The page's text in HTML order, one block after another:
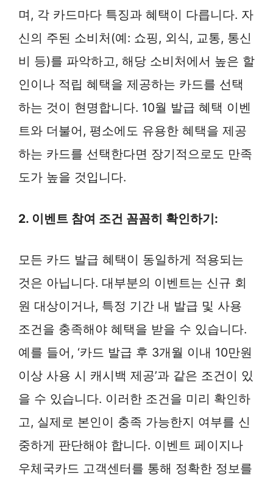
며, 각 카드마다 특징과 혜택이 다릅니다. 자
신의 주된 소비처(예: 쇼핑, 외식, 교통, 통신
비 등)를 파악하고, 해당 소비처에서 높은 할
인이나 적립 혜택을 제공하는 카드를 선택
하는 것이 현명합니다. 10월 발급 혜택 이벤
트와 더불어, 평소에도 유용한 혜택을 제공
하는 카드를 선택한다면 장기적으로도 만족
도가 높을 것입니다.
2. 이벤트 참여 조건 꼼꼼히 확인하기:
모든 카드 발급 혜택이 동일하게 적용되는
것은 아닙니다. 대부분의 이벤트는 신규 회
원 대상이거나, 특정 기간 내 발급 및 사용
조건을 충족해야 혜택을 받을 수 있습니다.
예를 들어, ‘카드 발급 후 3개월 이내 10만원
이상 사용 시 캐시백 제공’과 같은 조건이 있
을 수 있습니다. 이러한 조건을 미리 확인하
고, 실제로 본인이 충족 가능한지 여부를 신
중하게 판단해야 합니다. 이벤트 페이지나
우체국카드 고객센터를 통해 정확한 정보를